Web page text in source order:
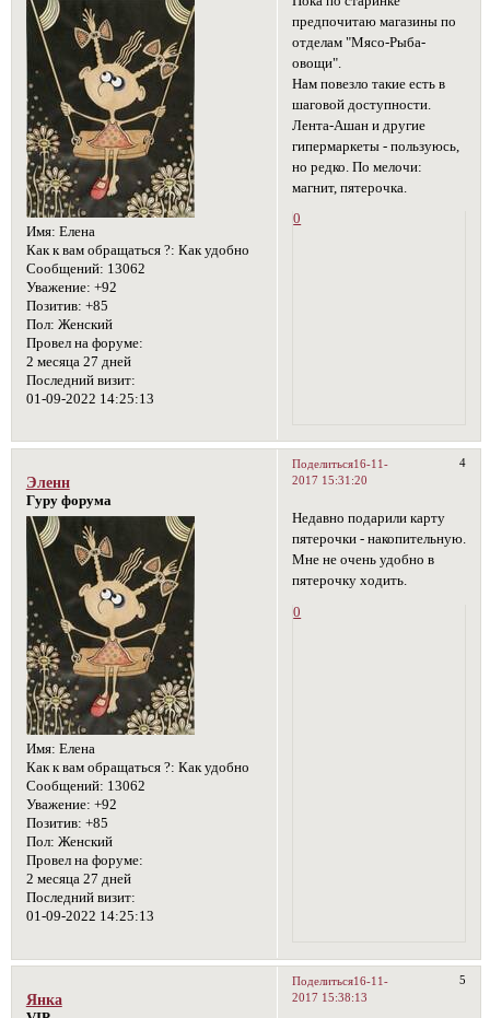
Имя: Елена
Как к вам обращаться ?: Как удобно
Сообщений: 13062
Уважение: +92
Позитив: +85
Пол: Женский
Провел на форуме:
2 месяца 27 дней
Последний визит:
01-09-2022 14:25:13
предпочитаю магазины по
отделам "Мясо-Рыба-
овощи".
Нам повезло такие есть в
шаговой доступности.
Лента-Ашан и другие
гипермаркеты - пользуюсь,
но редко. По мелочи:
магнит, пятерочка.
0
Поделиться 4
16-11-
2017 15:31:20
Эленн
Гуру форума
Имя: Елена
Как к вам обращаться ?: Как удобно
Сообщений: 13062
Уважение: +92
Позитив: +85
Пол: Женский
Провел на форуме:
2 месяца 27 дней
Последний визит:
01-09-2022 14:25:13
Недавно подарили карту
пятерочки - накопительную.
Мне не очень удобно в
пятерочку ходить.
0
Поделиться 5
16-11-
2017 15:38:13
Янка